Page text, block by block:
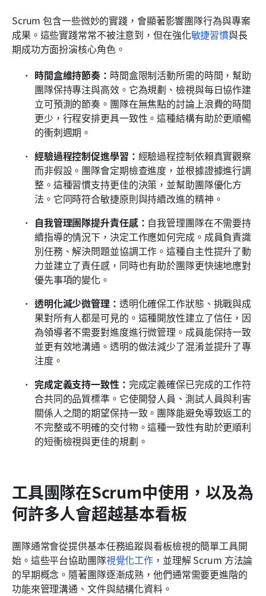
Scrum 包含一些微妙的實踐，會顯著影響團隊行為與專案
成果。這些實踐常常不被注意到，但在強化敏捷習慣與長
期成功方面扮演核心角色。
時間盒維持節奏： 時間盒限制活動所需的時間，幫助
團隊保持專注與高效。它為規劃、檢視與每日協作建
立可預測的節奏。團隊在無焦點的討論上浪費的時間
更少，行程安排更具一致性。這種結構有助於更順暢
的衝刺週期。
經驗過程控制促進學習： 經驗過程控制依賴真實觀察
而非假設。團隊會定期檢查進度，並根據證據進行調
整。這種習慣支持更佳的決策，並幫助團隊優化方
法。它同時符合敏捷原則與持續改進的精神。
自我管理團隊提升責任感： 自我管理團隊在不需要持
續指導的情況下，決定工作應如何完成。成員負責識
別任務、解決問題並協調工作。這種自主性提升了動
力並建立了責任感，同時也有助於團隊更快速地應對
優先事項的變化。
透明化減少微管理： 透明化確保工作狀態、挑戰與成
果對所有人都是可見的。這種開放性建立了信任，因
為領導者不需要對進度進行微管理。成員能保持一致
並更有效地溝通。透明的做法減少了混淆並提升了專
注度。
完成定義支持一致性： 完成定義確保已完成的工作符
合共同的品質標準。它使開發人員、測試人員與利害
關係人之間的期望保持一致。團隊能避免導致返工的
不完整或不明確的交付物。這種一致性有助於更順利
的短衝檢視與更佳的規劃。
工具團隊在Scrum中使用，以及為
何許多人會超越基本看板
團隊通常會從提供基本任務追蹤與看板檢視的簡單工具開
始。這些平台協助團隊視覺化工作 ，並理解 Scrum 方法論
的早期概念。隨著團隊逐漸成熟，他們通常需要更進階的
功能來管理溝通、文件與結構化資料。